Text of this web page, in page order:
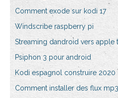
Comment exode sur kodi 17
Windscribe raspberry pi
Streaming dandroid vers apple
Psiphon 3 pour android
Kodi espagnol construire 2020
Comment installer des flux